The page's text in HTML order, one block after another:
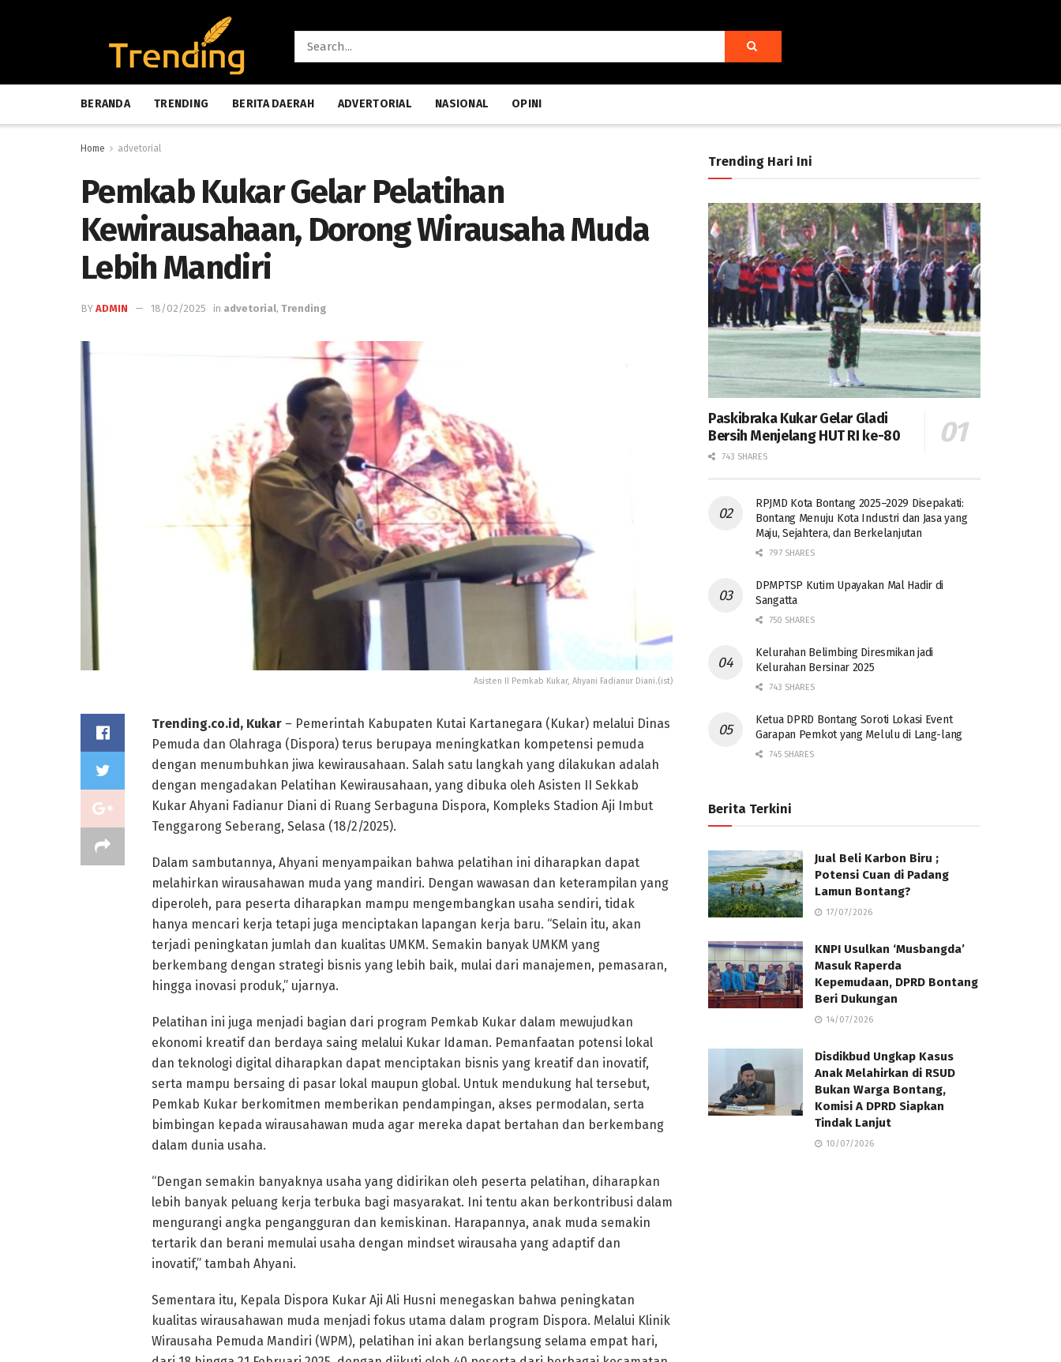
BERANDA TRENDING BERITA DAERAH ADVERTORIAL NASIONAL OPINI
Home advetorial
Pemkab Kukar Gelar Pelatihan
Kewirausahaan, Dorong Wirausaha Muda
Lebih Mandiri
BY ADMIN 18/02/2025 in advetorial, Trending
Asisten II Pemkab Kukar, Ahyani Fadianur Diani.(ist)
Trending.co.id, Kukar – Pemerintah Kabupaten Kutai Kartanegara (Kukar) melalui Dinas
Pemuda dan Olahraga (Dispora) terus berupaya meningkatkan kompetensi pemuda
dengan menumbuhkan jiwa kewirausahaan. Salah satu langkah yang dilakukan adalah
dengan mengadakan Pelatihan Kewirausahaan, yang dibuka oleh Asisten II Sekkab
Kukar Ahyani Fadianur Diani di Ruang Serbaguna Dispora, Kompleks Stadion Aji Imbut
Tenggarong Seberang, Selasa (18/2/2025).
Dalam sambutannya, Ahyani menyampaikan bahwa pelatihan ini diharapkan dapat
melahirkan wirausahawan muda yang mandiri. Dengan wawasan dan keterampilan yang
diperoleh, para peserta diharapkan mampu mengembangkan usaha sendiri, tidak
hanya mencari kerja tetapi juga menciptakan lapangan kerja baru. “Selain itu, akan
terjadi peningkatan jumlah dan kualitas UMKM. Semakin banyak UMKM yang
berkembang dengan strategi bisnis yang lebih baik, mulai dari manajemen, pemasaran,
hingga inovasi produk,” ujarnya.
Pelatihan ini juga menjadi bagian dari program Pemkab Kukar dalam mewujudkan
ekonomi kreatif dan berdaya saing melalui Kukar Idaman. Pemanfaatan potensi lokal
dan teknologi digital diharapkan dapat menciptakan bisnis yang kreatif dan inovatif,
serta mampu bersaing di pasar lokal maupun global. Untuk mendukung hal tersebut,
Pemkab Kukar berkomitmen memberikan pendampingan, akses permodalan, serta
bimbingan kepada wirausahawan muda agar mereka dapat bertahan dan berkembang
dalam dunia usaha.
“Dengan semakin banyaknya usaha yang didirikan oleh peserta pelatihan, diharapkan
lebih banyak peluang kerja terbuka bagi masyarakat. Ini tentu akan berkontribusi dalam
mengurangi angka pengangguran dan kemiskinan. Harapannya, anak muda semakin
tertarik dan berani memulai usaha dengan mindset wirausaha yang adaptif dan
inovatif,” tambah Ahyani.
Sementara itu, Kepala Dispora Kukar Aji Ali Husni menegaskan bahwa peningkatan
kualitas wirausahawan muda menjadi fokus utama dalam program Dispora. Melalui Klinik
Wirausaha Pemuda Mandiri (WPM), pelatihan ini akan berlangsung selama empat hari,
Trending Hari Ini
Paskibraka Kukar Gelar Gladi
Bersih Menjelang HUT RI ke-80
743 SHARES
RPJMD Kota Bontang 2025–2029 Disepakati:
Bontang Menuju Kota Industri dan Jasa yang
Maju, Sejahtera, dan Berkelanjutan
797 SHARES
DPMPTSP Kutim Upayakan Mal Hadir di
Sangatta
750 SHARES
Kelurahan Belimbing Diresmikan jadi
Kelurahan Bersinar 2025
743 SHARES
Ketua DPRD Bontang Soroti Lokasi Event
Garapan Pemkot yang Melulu di Lang-lang
745 SHARES
Berita Terkini
Jual Beli Karbon Biru ;
Potensi Cuan di Padang
Lamun Bontang?
17/07/2026
KNPI Usulkan ‘Musbangda’
Masuk Raperda
Kepemudaan, DPRD Bontang
Beri Dukungan
14/07/2026
Disdikbud Ungkap Kasus
Anak Melahirkan di RSUD
Bukan Warga Bontang,
Komisi A DPRD Siapkan
Tindak Lanjut
10/07/2026